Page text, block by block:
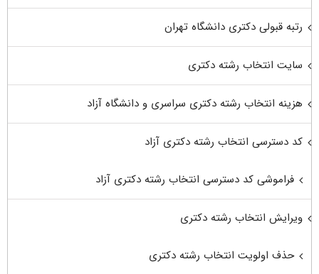
رتبه قبولی دکتری دانشگاه تهران
سایت انتخاب رشته دکتری
هزینه انتخاب رشته دکتری سراسری و دانشگاه آزاد
کد دسترسی انتخاب رشته دکتری آزاد
فراموشی کد دسترسی انتخاب رشته دکتری آزاد
ویرایش انتخاب رشته دکتری
حذف اولویت انتخاب رشته دکتری